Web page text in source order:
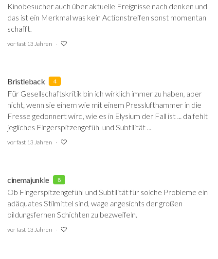
Kinobesucher auch über aktuelle Ereignisse nach denken und
das ist ein Merkmal was kein Actionstreifen sonst momentan
schafft.
vor fast 13 Jahren
Bristleback 4
Für Gesellschaftskritik bin ich wirklich immer zu haben, aber
nicht, wenn sie einem wie mit einem Presslufthammer in die
Fresse gedonnert wird, wie es in Elysium der Fall ist ... da fehlt
jegliches Fingerspitzengefühl und Subtilität ...
vor fast 13 Jahren
cinemajunkie 8
Ob Fingerspitzengefühl und Subtilität für solche Probleme ein
adäquates Stilmittel sind, wage angesichts der großen
bildungsfernen Schichten zu bezweifeln.
vor fast 13 Jahren